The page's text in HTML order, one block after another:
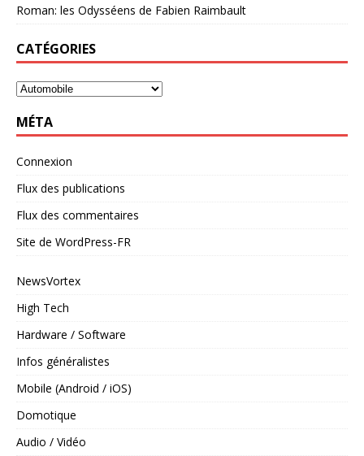
Roman: les Odysséens de Fabien Raimbault
CATÉGORIES
MÉTA
Connexion
Flux des publications
Flux des commentaires
Site de WordPress-FR
NewsVortex
High Tech
Hardware / Software
Infos généralistes
Mobile (Android / iOS)
Domotique
Audio / Vidéo